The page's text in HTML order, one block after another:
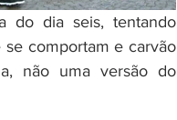
do dia seis, tentando
comportam e carvão
não uma versão do